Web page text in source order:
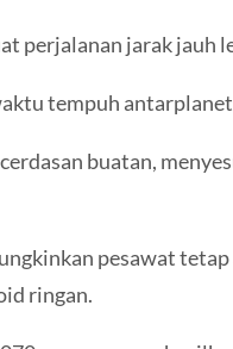
perjalanan jarak jauh
tempuh
buatan,
pesawat
ringan.